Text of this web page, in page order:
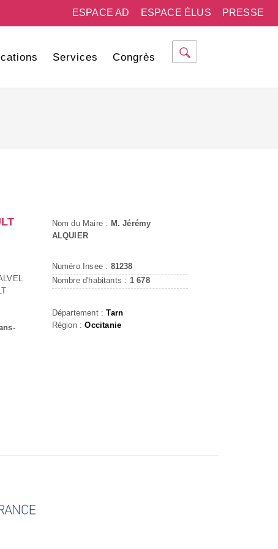
PRESSE
ESPACE ÉLUS
ESPACE AD
Services Congrès
Nom du Maire : M. Jérémy
ALQUIER
Numéro Insee : 81238
Nombre d'habitants : 1 678
Département :Tarn
Région :Occitanie